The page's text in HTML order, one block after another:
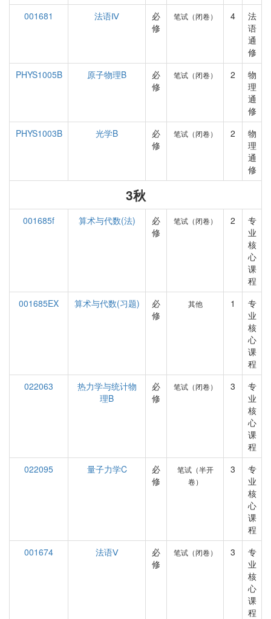
001681
法语Ⅳ
必
修
笔试（闭卷） 4
法
语
通
修
PHYS1005B
原子物理B
必
修
笔试（闭卷） 2
物
理
通
修
PHYS1003B
光学B
必
修
笔试（闭卷） 2
物
理
通
修
3秋
001685f 算术与代数(法)
必
修
笔试（闭卷） 2
专
业
核
心
课
程
001685EX
算术与代数(习题)
必
修
其他 1
专
业
核
心
课
程
022063
热力学与统计物
理B
必
修
笔试（闭卷） 3
专
业
核
心
课
程
022095
量子力学C
必
修
笔试（半开
卷）
3
专
业
核
心
课
程
001674
法语Ⅴ
必
修
笔试（闭卷） 3
专
业
核
心
课
程